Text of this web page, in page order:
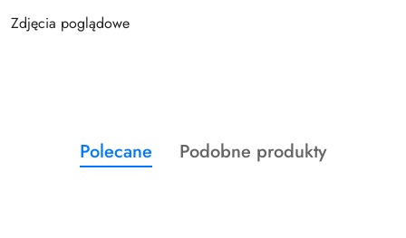
Zdjęcia poglądowe
Pomiń karuzelę produktów
Produkty
o
Polecane
Produkty
Podobne produkty